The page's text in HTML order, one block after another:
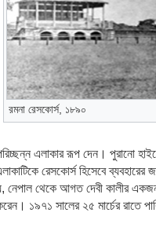
রমনা রেসকোর্স, ১৮৯০
এলাকার রূপ দেন। পুরানো
রেসকোর্স হিসেবে ব্যবহারের
নেপাল থেকে আগত দেবী কালীর
১৯৭১ সালের ২৫ মার্চের রাতে